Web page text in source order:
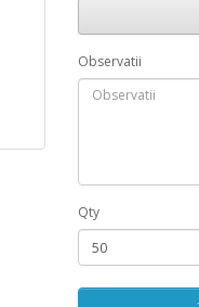
Observatii
Qty